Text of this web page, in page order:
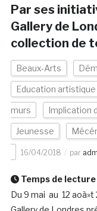
Par ses
Gallery de
collection de
Beaux-Arts
Education artistique
murs Implication
Jeunesse
16/04/2018 par
Temps de lecture
Du 9 mai au 12